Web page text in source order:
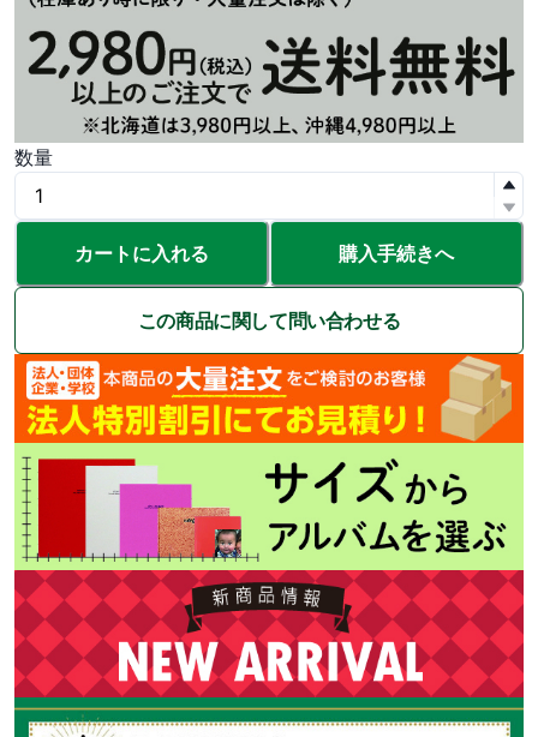
数量
カートに入れる 購入手続きへ
この商品に関して問い合わせる